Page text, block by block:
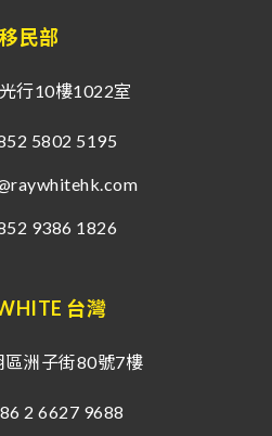
移民部
行10樓1022室
5802 5195
9386 1826
台灣
區洲子街80號7樓
2 6627 9688